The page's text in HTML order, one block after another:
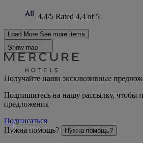
4,4/5 Rated 4,4 of 5
Load More See more items
Show map
Получайте наши эксклюзивные
Подпишитесь на нашу рассылку, чтобы
предложения
Подписаться
Нужна помощь?
Нужна помощь?